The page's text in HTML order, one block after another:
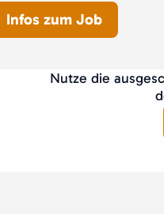
Infos zum Job
Nutze die